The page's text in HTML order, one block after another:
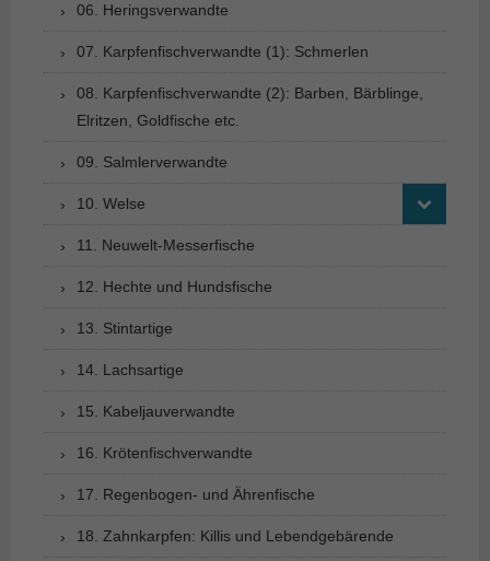
06. Heringsverwandte
07. Karpfenfischverwandte (1): Schmerlen
08. Karpfenfischverwandte (2): Barben, Bärblinge,
Elritzen, Goldfische etc.
09. Salmlerverwandte
10. Welse
11. Neuwelt-Messerfische
12. Hechte und Hundsfische
13. Stintartige
14. Lachsartige
15. Kabeljauverwandte
16. Krötenfischverwandte
17. Regenbogen- und Ährenfische
18. Zahnkarpfen: Killis und Lebendgebärende